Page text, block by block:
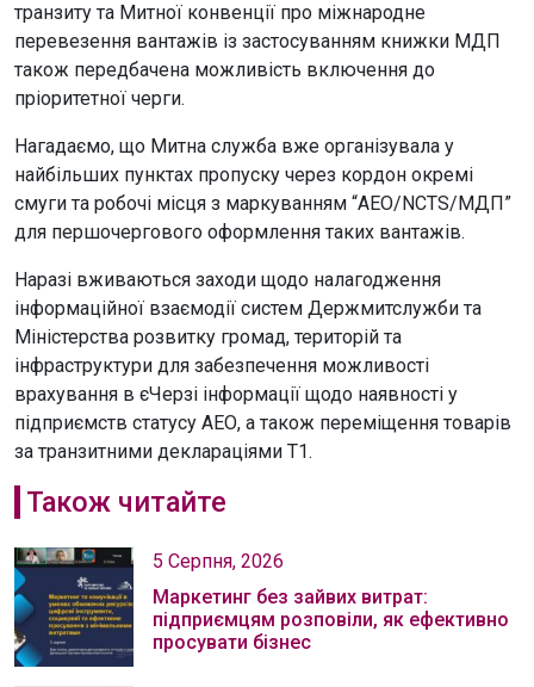
транзиту та Митної конвенції про міжнародне
перевезення вантажів із застосуванням книжки МДП
також передбачена можливість включення до
пріоритетної черги.
Нагадаємо, що Митна служба вже організувала у
найбільших пунктах пропуску через кордон окремі
смуги та робочі місця з маркуванням “АЕО/NCTS/МДП”
для першочергового оформлення таких вантажів.
Наразі вживаються заходи щодо налагодження
інформаційної взаємодії систем Держмитслужби та
Міністерства розвитку громад, територій та
інфраструктури для забезпечення можливості
врахування в єЧерзі інформації щодо наявності у
підприємств статусу АЕО, а також переміщення товарів
за транзитними деклараціями T1.
Також читайте
5 Серпня, 2026
Маркетинг без зайвих витрат:
підприємцям розповіли, як ефективно
просувати бізнес